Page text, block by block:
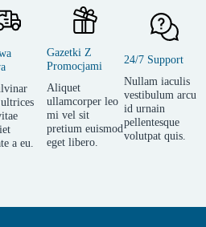
a eu.
Gazetki Z
Promocjami
Aliquet
ullamcorper leo
mi vel sit
pretium euismod
eget libero.
24/7 Support
Nullam iaculis
vestibulum arcu
id urnain
pellentesque
volutpat quis.